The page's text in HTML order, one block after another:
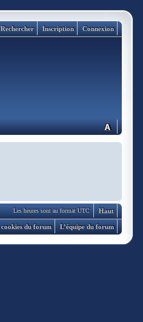
Connexion
Inscription
Rechercher
Haut
Les heures sont au format UTC
L’équipe du forum
du forum